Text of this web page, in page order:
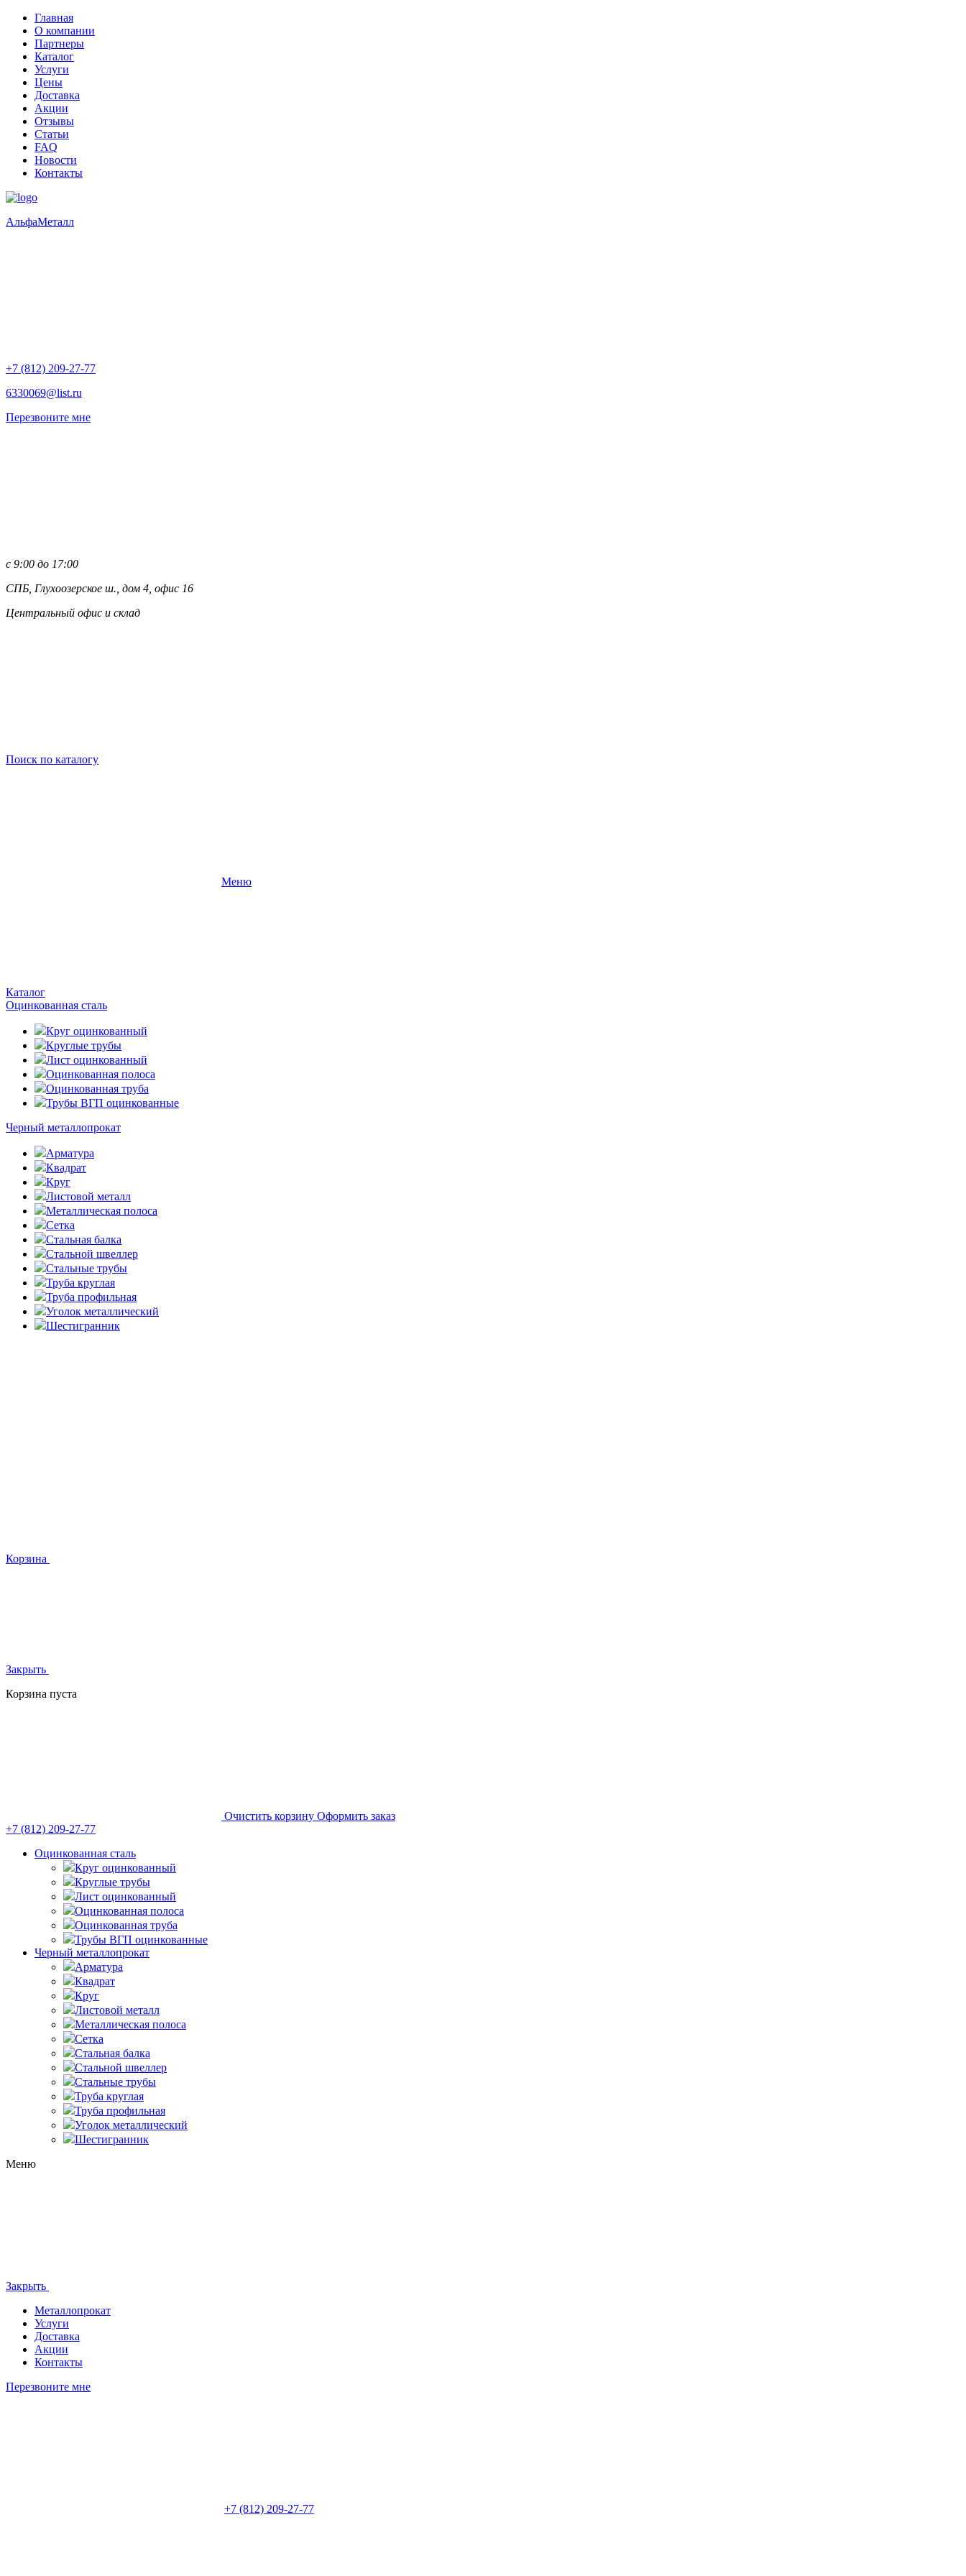
Главная
О компании
Партнеры
Каталог
Услуги
Цены
Доставка
Акции
Отзывы
Статьи
FAQ
Новости
Контакты
АльфаМеталл
+7 (812) 209-27-77
6330069@list.ru
Перезвоните мне
с 9:00 до 17:00
СПБ, Глухоозерское ш., дом 4, офис 16
Центральный офис и склад
Поиск по каталогу
Меню
Каталог
Оцинкованная сталь
Круг оцинкованный
Круглые трубы
Лист оцинкованный
Оцинкованная полоса
Оцинкованная труба
Трубы ВГП оцинкованные
Черный металлопрокат
Арматура
Квадрат
Круг
Листовой металл
Металлическая полоса
Сетка
Стальная балка
Стальной швеллер
Стальные трубы
Труба круглая
Труба профильная
Уголок металлический
Шестигранник
Корзина
Закрыть
Корзина пуста
Очистить корзину Оформить заказ
+7 (812) 209-27-77
Оцинкованная сталь
Круг оцинкованный
Круглые трубы
Лист оцинкованный
Оцинкованная полоса
Оцинкованная труба
Трубы ВГП оцинкованные
Черный металлопрокат
Арматура
Квадрат
Круг
Листовой металл
Металлическая полоса
Сетка
Стальная балка
Стальной швеллер
Стальные трубы
Труба круглая
Труба профильная
Уголок металлический
Шестигранник
Меню
Закрыть
Металлопрокат
Услуги
Доставка
Акции
Контакты
Перезвоните мне
+7 (812) 209-27-77